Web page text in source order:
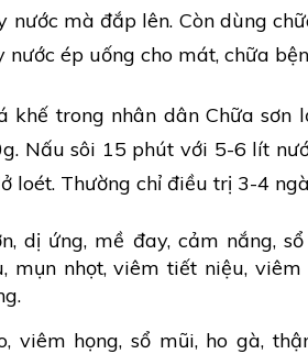
mà đắp lên. Còn dùng
ép uống cho mát, chữa
khế trong nhân dân Chữa sơn
Nấu sôi 15 phút với 5-6 lít
loét. Thường chỉ điều trị 3-4
dị ứng, mề đay, cảm nắng,
mụn nhọt, viêm tiết niệu,
viêm họng, sổ mũi, ho gà,